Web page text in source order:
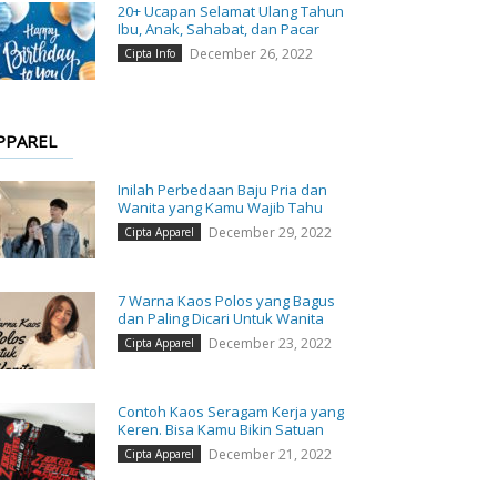
20+ Ucapan Selamat Ulang Tahun
Ibu, Anak, Sahabat, dan Pacar
Cipta Info December 26, 2022
Inilah Perbedaan Baju Pria dan
Wanita yang Kamu Wajib Tahu
Cipta Apparel December 29, 2022
7 Warna Kaos Polos yang Bagus
dan Paling Dicari Untuk Wanita
Cipta Apparel December 23, 2022
Contoh Kaos Seragam Kerja yang
Keren. Bisa Kamu Bikin Satuan
Cipta Apparel December 21, 2022